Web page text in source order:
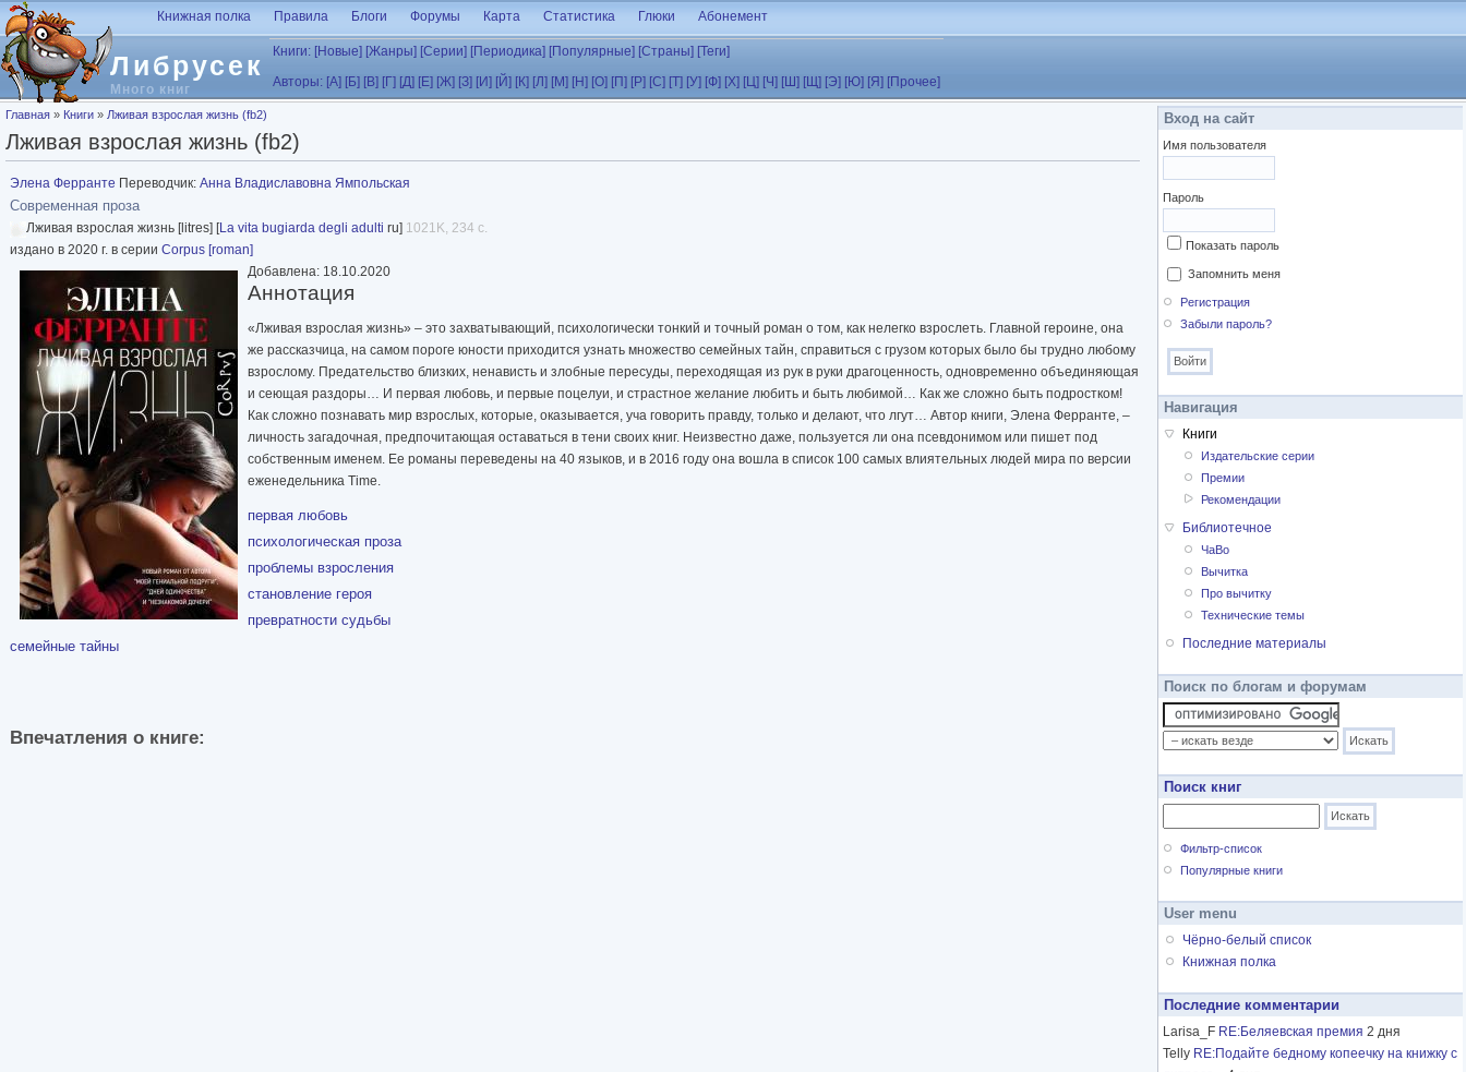
Перейти к основному содержанию
Либрусек
Много книг
Книжная полка Правила Блоги Форумы Карта Статистика Глюки Абонемент
Книги: [Новые] [Жанры] [Серии] [Периодика] [Популярные] [Страны] [Теги]
Авторы: [А] [Б] [В] [Г] [Д] [Е] [Ж] [З] [И] [Й] [К] [Л] [М] [Н] [О] [П] [Р] [С] [Т] [У] [Ф] [Х] [Ц] [Ч] [Ш] [Щ] [Э] [Ю] [Я] [Прочее]
Вы здесь
Главная » Книги » Лживая взрослая жизнь (fb2)
Лживая взрослая жизнь (fb2)
Элена Ферранте Переводчик: Анна Владиславовна Ямпольская
Современная проза
Лживая взрослая жизнь [litres] [La vita bugiarda degli adulti ru] 1021K, 234 с.
издано в 2020 г. в серии Corpus [roman]
Добавлена: 18.10.2020
Аннотация
«Лживая взрослая жизнь» – это захватывающий, психологически тонкий и точный роман о том, как нелегко взрослеть. Главной героине, она
же рассказчица, на самом пороге юности приходится узнать множество семейных тайн, справиться с грузом которых было бы трудно любому
взрослому. Предательство близких, ненависть и злобные пересуды, переходящая из рук в руки драгоценность, одновременно объединяющая
и сеющая раздоры… И первая любовь, и первые поцелуи, и страстное желание любить и быть любимой… Как же сложно быть подростком!
Как сложно познавать мир взрослых, которые, оказывается, уча говорить правду, только и делают, что лгут… Автор книги, Элена Ферранте, –
личность загадочная, предпочитающая оставаться в тени своих книг. Неизвестно даже, пользуется ли она псевдонимом или пишет под
собственным именем. Ее романы переведены на 40 языков, и в 2016 году она вошла в список 100 самых влиятельных людей мира по версии
еженедельника Time.
первая любовь
психологическая проза
проблемы взросления
становление героя
превратности судьбы
семейные тайны
Впечатления о книге:
Вход на сайт
Имя пользователя
Пароль
Показать пароль
Запомнить меня
Регистрация
Забыли пароль?
Навигация
Книги
Издательские серии
Премии
Рекомендации
Библиотечное
ЧаВо
Вычитка
Про вычитку
Технические темы
Последние материалы
Поиск по блогам и форумам
Поиск книг
Фильтр-список
Популярные книги
User menu
Чёрно-белый список
Книжная полка
Последние комментарии
Larisa_F RE:Беляевская премия 2 дня
Telly RE:Подайте бедному копеечку на книжку с